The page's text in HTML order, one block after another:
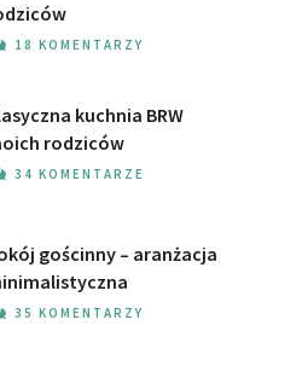
18 KOMENTARZY
kuchnia BRW
rodziców
34 KOMENTARZE
gościnny – aranżacja
35 KOMENTARZY